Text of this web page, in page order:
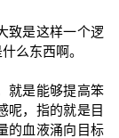
致是这样一个逻
么东西啊。
就是能够提高笨
呢，指的就是目
的血液涌向目标